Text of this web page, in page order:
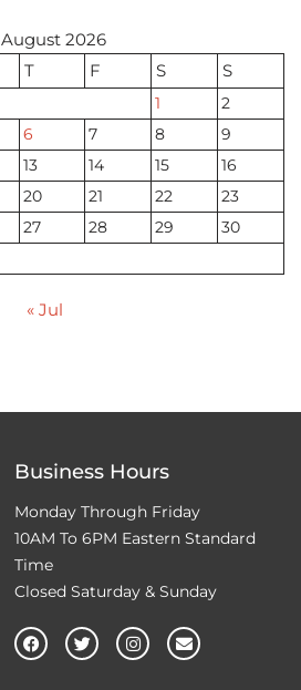
August 2026
T F S S
1
2
6 7 8
9
13 14 15
16
20 21 22
23
27 28 29
30
« Jul
Business Hours
Monday Through Friday
10AM To 6PM Eastern Standard
Time
Closed Saturday & Sunday